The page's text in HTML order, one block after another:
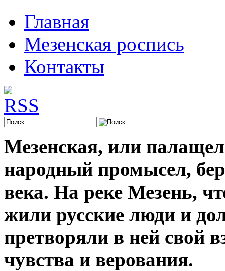
Главная
Мезенская роспись
Контакты
Мезенская, или
народный промысел,
века. На реке Мезень,
жили русские люди и
претворяли в ней свой
чувства и верования.